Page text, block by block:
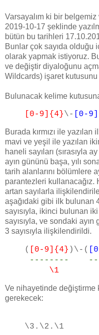
Varsayalım ki bir
2019-10-17 şeklinde
bütün bu tarihleri
Bunlar çok sayıda olduğu
olarak yapmak istiyoruz.
ve değiştir diyaloğunu
Wildcards) işaret
Bulunacak kelime
[0-9]{4} \- [0-
Burada kırmızı ile yazılan
mavi ve yeşil ile yazılan
haneli sayıları (sırasıyla
ayın gününü başa, yılı
tarih alanlarını bölümlere
parantezleri
artan sayılarla
aşağıdaki gibi ilk bulunan
sayısıyla, ikinci bulunan
sayısıyla, ve sondaki
3 sayısıyla ilişkilendirildi.
( [0-9]{4} )\-(
--------
\1
Ve nihayetinde değiştirme
gerekecek:
\3.\2.\1